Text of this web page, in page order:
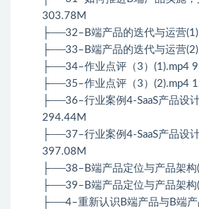
303.78M
├──32–B端产品的迭代与运营
├──33–B端产品的迭代与运营
├──34–作业点评（3）(1).mp4
├──35–作业点评（3）(2).mp4
├──36–行业案例4-SaaS产品设
294.44M
├──37–行业案例4-SaaS产品设
397.08M
├──38–B端产品定位与产品架
├──39–B端产品定位与产品架
├──4–重新认识B端产品与B端产